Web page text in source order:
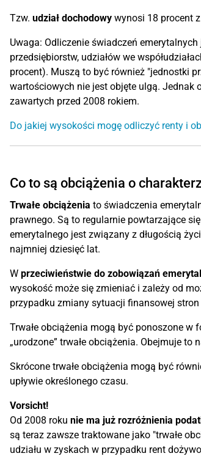
Tzw. udział dochodowywynosi 18 procent z
Uwaga: Odliczenie świadczeń
przedsiębiorstw, udziałów we
procent). Muszą to być również "jednostki
wartościowych nie jest objęte ulgą. Jednak
zawartych przed 2008 rokiem.
Do jakiej wysokości mogę odliczyć renty i
Co to są obciążenia o
Trwałe obciążenia to świadczenia
prawnego. Są to regularnie powtarzające
emerytalnego jest związany z długością
najmniej dziesięć lat.
W przeciwieństwie do zobowiązań
wysokość może się zmieniać i zależy od
przypadku zmiany sytuacji finansowej stron
Trwałe obciążenia mogą być ponoszone w
„urodzone” trwałe obciążenia. Obejmuje
Skrócone trwałe obciążenia mogą być
upływie określonego czasu.
Vorsicht!
Od 2008 roku nie ma już rozróżnienia
są teraz zawsze traktowane jako "trwałe
udziału w zyskach w przypadku rent